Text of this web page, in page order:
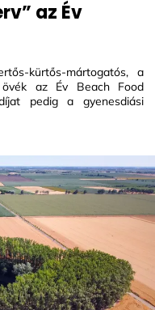
az Év
kürtős-mártogatós, a
az Év Beach Food
pedig a gyenesdiási